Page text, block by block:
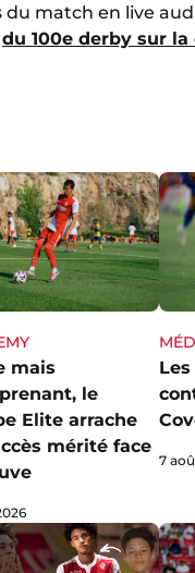
match en live
du 100e derby sur
mais
le
Elite arrache
mérité face
7